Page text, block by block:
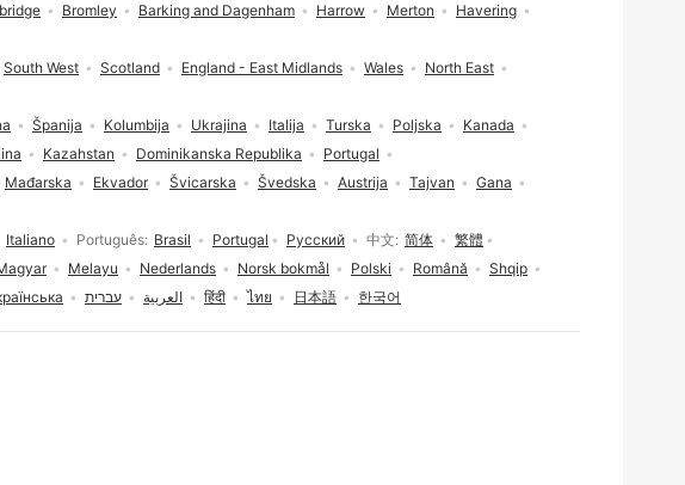
Italiano Português Brasil Portugal Русский 中文 简体
繁體
Melayu Nederlands Norsk bokmål Polski Română
Shqip
עברית العربية हिंदी ไทย 日本語 한국어
Španija Kolumbija Ukrajina Italija Turska Poljska
Kanada
Kazahstan Dominikanska Republika
Portugal
Mađarska Ekvador Švicarska Švedska Austrija Tajvan
Gana
South West Scotland England - East Midlands Wales
North East
Bromley Barking and Dagenham Harrow Merton
Havering